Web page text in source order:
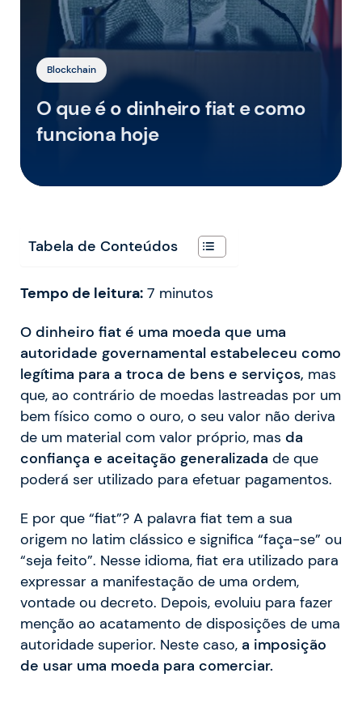
Blockchain
O que é o dinheiro fiat e como
funciona hoje
Tabela de Conteúdos
Tempo de leitura: 7 minutos
O dinheiro fiat é uma moeda que uma
autoridade governamental estabeleceu como
legítima para a troca de bens e serviços, mas
que, ao contrário de moedas lastreadas por um
bem físico como o ouro, o seu valor não deriva
de um material com valor próprio, mas da
confiança e aceitação generalizada de que
poderá ser utilizado para efetuar pagamentos.
E por que “fiat”? A palavra fiat tem a sua
origem no latim clássico e significa “faça-se” ou
“seja feito”. Nesse idioma, fiat era utilizado para
expressar a manifestação de uma ordem,
vontade ou decreto. Depois, evoluiu para fazer
menção ao acatamento de disposições de uma
autoridade superior. Neste caso, a imposição
de usar uma moeda para comerciar.